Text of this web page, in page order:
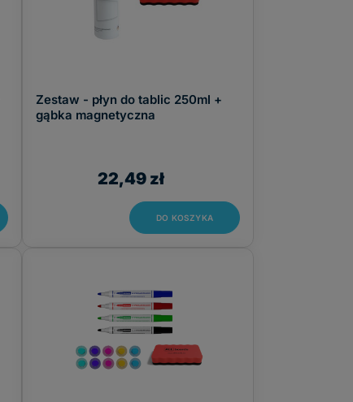
Zestaw - płyn do tablic 250ml +
gąbka magnetyczna
22,49 zł
DO KOSZYKA